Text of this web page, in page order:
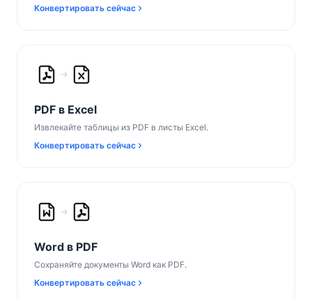
Конвертировать сейчас
PDF в Excel
Извлекайте таблицы из PDF в листы Excel.
Конвертировать сейчас
Word в PDF
Сохраняйте документы Word как PDF.
Конвертировать сейчас